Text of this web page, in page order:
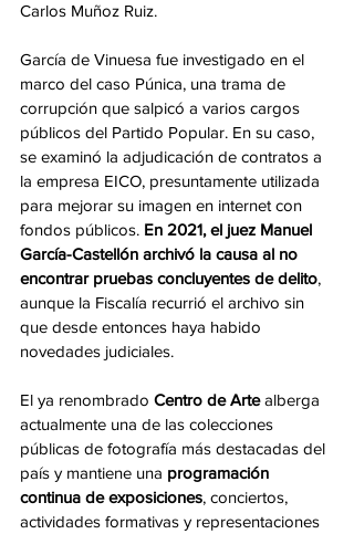
Carlos Muñoz Ruiz.
García de Vinuesa fue investigado en el
marco del caso Púnica, una trama de
corrupción que salpicó a varios cargos
públicos del Partido Popular. En su caso,
se examinó la adjudicación de contratos a
la empresa EICO, presuntamente utilizada
para mejorar su imagen en internet con
fondos públicos. En 2021, el juez Manuel
García-Castellón archivó la causa al no
encontrar pruebas concluyentes de delito,
aunque la Fiscalía recurrió el archivo sin
que desde entonces haya habido
novedades judiciales.
El ya renombrado Centro de Arte alberga
actualmente una de las colecciones
públicas de fotografía más destacadas del
país y mantiene una programación
continua de exposiciones, conciertos,
actividades formativas y representaciones